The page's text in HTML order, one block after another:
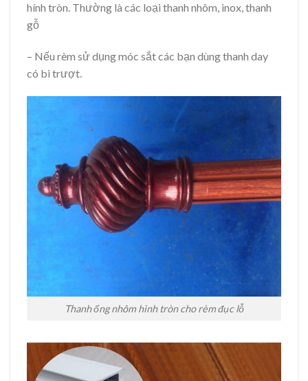
hính tròn. Thường là các loại thanh nhôm, inox, thanh
gỗ
– Nếu rèm sử dụng móc sắt các bạn dùng thanh day
có bi trượt.
Thanh ống nhôm hình tròn cho rèm đục lỗ